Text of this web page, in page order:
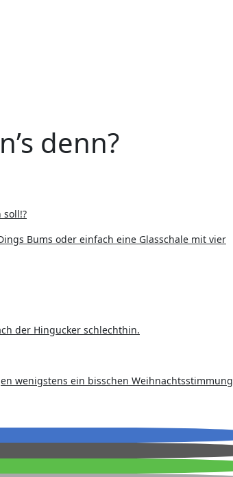
denn?
Bums oder einfach eine Glasschale mit vier
der Hingucker schlechthin.
wenigstens ein bisschen Weihnachtsstimmung